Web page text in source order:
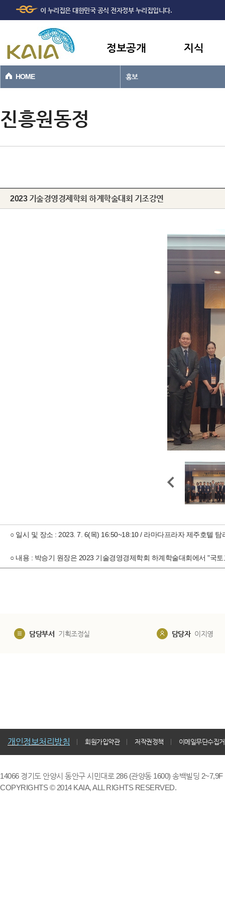
본문바로가기
이 누리집은 대한민국 공식 전자정부 누리집입니다.
정보공개 지식
HOME 홍보
진흥원동정
2023 기술경영경제학회 하계학술대회 기조강연
○ 일시 및 장소 : 2023. 7. 6(목) 16:50~18:10 / 라마다프라자 제주호텔 탐
○ 내용 : 박승기 원장은 2023 기술경영경제학회 하계학술대회에서 "국
담당부서 기획조정실 담당자 이지영
개인정보처리방침 회원가입약관 저작권정책 이메일무단수집
14066 경기도 안양시 동안구 시민대로 286 (관양동 1600) 송백빌딩
COPYRIGHTS © 2014 KAIA, ALL RIGHTS RESERVED.